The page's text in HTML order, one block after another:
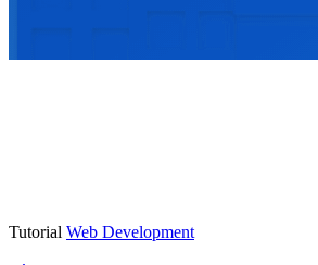
Tutorial Web Development